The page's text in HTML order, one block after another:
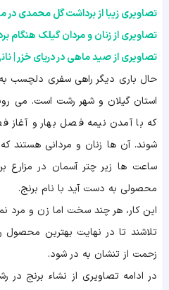
تصاویری زیبا از برداشت گل محمدی در
تصاویری از زنان و مردان گیلک هنگام
تصاویری از صید ماهی در دریای خزر |
حال باری دیگر راهی سفری دلچسب
استان گیلان و شهر رشت است. می رویم
که با آمدن نیمه فصل بهار و
شوند. آن ها زنان و مردانی هستند
ساعت ها زیر چتر آسمان در مزارع
محصولی به دست آید با نام برنج.
این کار، هر چند سخت اما زن و مرد
تلاشند تا در نهایت بهترین محصول
زحمت از تنشان به در شود.